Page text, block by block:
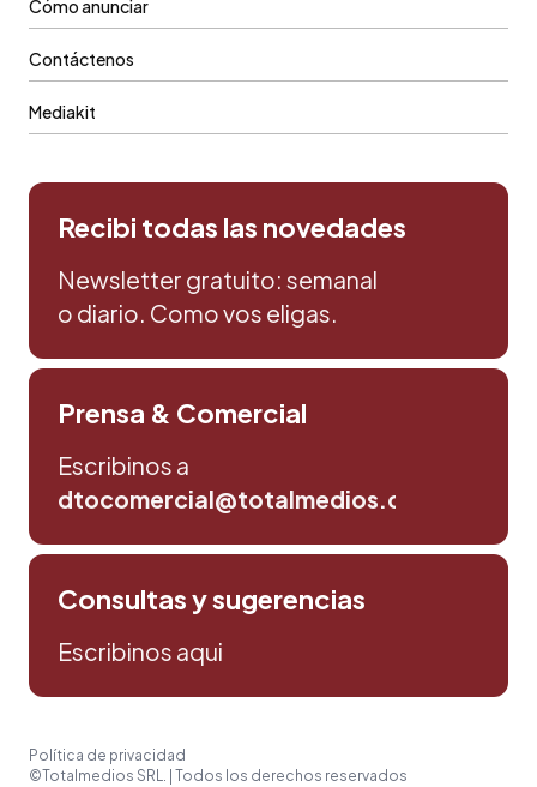
Cómo anunciar
Contáctenos
Mediakit
Recibi todas las novedades
Newsletter gratuito: semanal
o diario. Como vos eligas.
Prensa & Comercial
Escribinos a
dtocomercial@totalmedios.com
Consultas y sugerencias
Escribinos aqui
Política de privacidad
©Totalmedios SRL. | Todos los derechos reservados